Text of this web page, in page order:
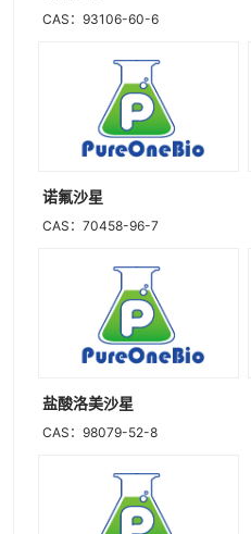
CAS：93106-60-6
诺氟沙星
CAS：70458-96-7
盐酸洛美沙星
CAS：98079-52-8